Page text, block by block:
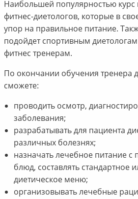
Наибольшей популярностью курс
фитнес-диетологов, которые в
упор на правильное питание.
подойдет спортивным
фитнес тренерам.
По окончании обучения тренера
сможете:
проводить осмотр,
заболевания;
разрабатывать для пациента
различных болезнях;
назначать лечебное питание
блюд, составлять стандартное
диетическое меню;
организовывать лечебные